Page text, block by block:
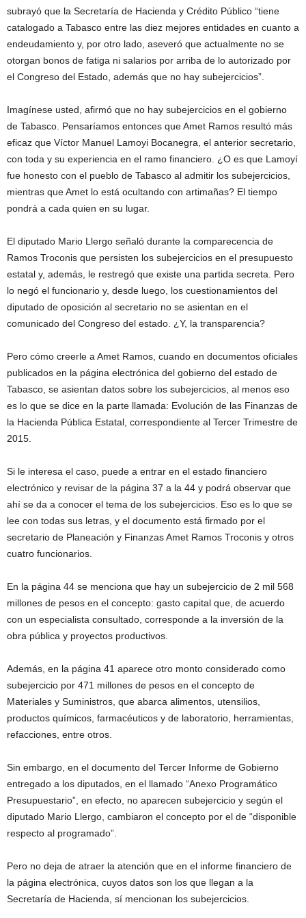
subrayó que la Secretaría de Hacienda y Crédito Público “tiene
catalogado a Tabasco entre las diez mejores entidades en cuanto a
endeudamiento y, por otro lado, aseveró que actualmente no se
otorgan bonos de fatiga ni salarios por arriba de lo autorizado por
el Congreso del Estado, además que no hay subejercicios”.
Imagínese usted, afirmó que no hay subejercicios en el gobierno
de Tabasco. Pensaríamos entonces que Amet Ramos resultó más
eficaz que Víctor Manuel Lamoyi Bocanegra, el anterior secretario,
con toda y su experiencia en el ramo financiero. ¿O es que Lamoyí
fue honesto con el pueblo de Tabasco al admitir los subejercicios,
mientras que Amet lo está ocultando con artimañas? El tiempo
pondrá a cada quien en su lugar.
El diputado Mario Llergo señaló durante la comparecencia de
Ramos Troconis que persisten los subejercicios en el presupuesto
estatal y, además, le restregó que existe una partida secreta. Pero
lo negó el funcionario y, desde luego, los cuestionamientos del
diputado de oposición al secretario no se asientan en el
comunicado del Congreso del estado. ¿Y, la transparencia?
Pero cómo creerle a Amet Ramos, cuando en documentos oficiales
publicados en la página electrónica del gobierno del estado de
Tabasco, se asientan datos sobre los subejercicios, al menos eso
es lo que se dice en la parte llamada: Evolución de las Finanzas de
la Hacienda Pública Estatal, correspondiente al Tercer Trimestre de
2015.
Si le interesa el caso, puede a entrar en el estado financiero
electrónico y revisar de la página 37 a la 44 y podrá observar que
ahí se da a conocer el tema de los subejercicios. Eso es lo que se
lee con todas sus letras, y el documento está firmado por el
secretario de Planeación y Finanzas Amet Ramos Troconis y otros
cuatro funcionarios.
En la página 44 se menciona que hay un subejercicio de 2 mil 568
millones de pesos en el concepto: gasto capital que, de acuerdo
con un especialista consultado, corresponde a la inversión de la
obra pública y proyectos productivos.
Además, en la página 41 aparece otro monto considerado como
subejercicio por 471 millones de pesos en el concepto de
Materiales y Suministros, que abarca alimentos, utensilios,
productos químicos, farmacéuticos y de laboratorio, herramientas,
refacciones, entre otros.
Sin embargo, en el documento del Tercer Informe de Gobierno
entregado a los diputados, en el llamado “Anexo Programático
Presupuestario”, en efecto, no aparecen subejercicio y según el
diputado Mario Llergo, cambiaron el concepto por el de “disponible
respecto al programado”.
Pero no deja de atraer la atención que en el informe financiero de
la página electrónica, cuyos datos son los que llegan a la
Secretaría de Hacienda, sí mencionan los subejercicios.